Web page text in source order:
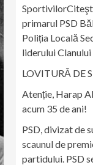
primarul PSD
Poliția Locală
liderului
LOVITURĂ DE
Atenție, Harap
acum 35 de ani!
PSD, divizat de
scaunul de
partidului. PSD